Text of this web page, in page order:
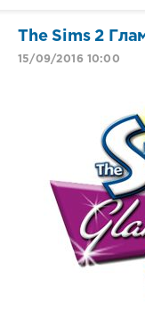
The Sims 2
15/09/2016 10:00